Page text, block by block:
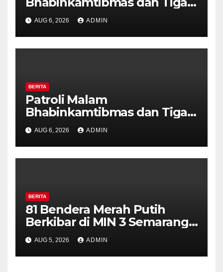
Pilar Kelurahan Ungaran
Perkuat Kamtibmas, Warga
Diajak Aktifkan Ronda
AUG 6, 2026 ADMIN
BERITA
Patroli Malam
Bhabinkamtibmas dan Tiga
Pilar Kelurahan Ungaran
Perkuat Kamtibmas, Warga
Diajak Aktifkan Ronda
AUG 6, 2026 ADMIN
BERITA
81 Bendera Merah Putih
Berkibar di MIN 3 Semarang,
Bhabinkamtibmas Desa
Timpik Hadiri Peringatan
HUT ke-81 Kemerdekaan RI
AUG 5, 2026 ADMIN